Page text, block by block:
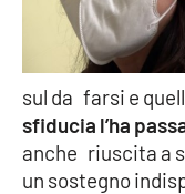
EDIZIONI
LOCALI
Catanzaro
Crotone
sul da farsi e
sfiducia l’ha
anche riuscita a
un sostegno